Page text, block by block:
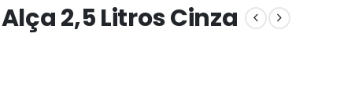
2,5 Litros Cinza